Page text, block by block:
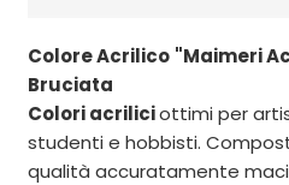
Colore Acrilico "Maimeri
Bruciata
Colori acriliciottimi per
studenti e hobbisti.
qualità accuratamente